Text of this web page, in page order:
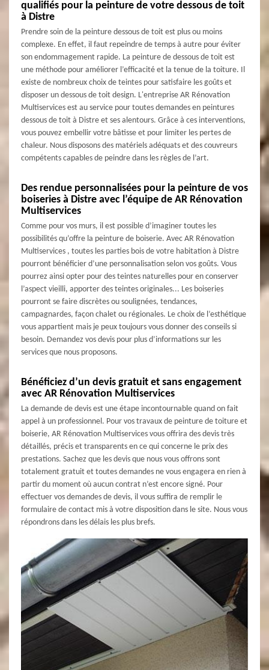
qualifiés pour la peinture de votre dessous de toit
à Distre
Prendre soin de la peinture dessous de toit est plus ou moins
complexe. En effet, il faut repeindre de temps à autre pour éviter
son endommagement rapide. La peinture de dessous de toit est
une méthode pour améliorer l’efficacité et la tenue de la toiture. Il
existe de nombreux choix de teintes pour satisfaire les goûts et
disposer un dessous de toit design. L'entreprise AR Rénovation
Multiservices est au service pour toutes demandes en peintures
dessous de toit à Distre et ses alentours. Grâce à ces interventions,
vous pouvez embellir votre bâtisse et pour limiter les pertes de
chaleur. Nous disposons des matériels adéquats et des couvreurs
compétents capables de peindre dans les règles de l’art.
Des rendue personnalisées pour la peinture de vos
boiseries à Distre avec l’équipe de AR Rénovation
Multiservices
Comme pour vos murs, il est possible d’imaginer toutes les
possibilités qu’offre la peinture de boiserie. Avec AR Rénovation
Multiservices , toutes les parties bois de votre habitation à Distre
pourront bénéficier d’une personnalisation selon vos goûts. Vous
pourrez ainsi opter pour des teintes naturelles pour en conserver
l’aspect vieilli, apporter des teintes originales... Les boiseries
pourront se faire discrètes ou soulignées, tendances,
campagnardes, façon chalet ou régionales. Le choix de l’esthétique
vous appartient mais je peux toujours vous donner des conseils si
besoin. Demandez vos devis pour plus d’informations sur les
services que nous proposons.
Bénéficiez d’un devis gratuit et sans engagement
avec AR Rénovation Multiservices
La demande de devis est une étape incontournable quand on fait
appel à un professionnel. Pour vos travaux de peinture de toiture et
boiserie, AR Rénovation Multiservices vous offrira des devis très
détaillés, précis et transparents en ce qui concerne le prix des
prestations. Sachez que les devis que nous vous offrons sont
totalement gratuit et toutes demandes ne vous engagera en rien à
partir du moment où aucun contrat n’est encore signé. Pour
effectuer vos demandes de devis, il vous suffira de remplir le
formulaire de contact mis à votre disposition dans le site. Nous vous
répondrons dans les délais les plus brefs.